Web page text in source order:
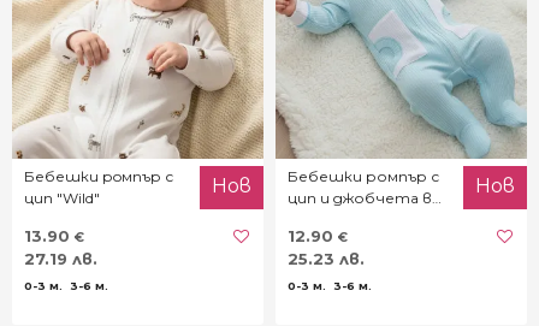
Бебешки рoмпър с
цип "Wild"
Нов
13.90 €
27.19 лв.
0-3 м. 3-6 м.
Бебешки ромпър с
цип и джобчета в
Нов
12.90 €
25.23 лв.
0-3 м. 3-6 м.